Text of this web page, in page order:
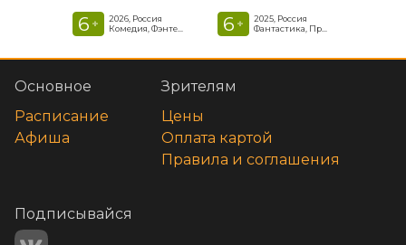
6 +
2026, Россия
Комедия, Фэнтези, Приключения
6 +
2025, Россия
Фантастика, Приключенческая комедия
Основное
Расписание
Афиша
Зрителям
Цены
Оплата картой
Правила и соглашения
Подписывайся